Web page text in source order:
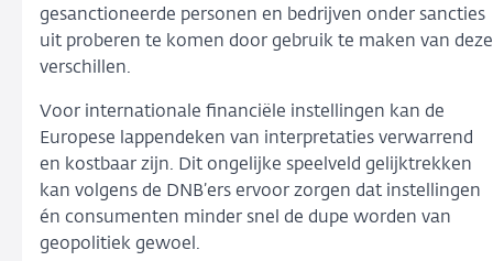
gesanctioneerde personen en bedrijven onder sancties
uit proberen te komen door gebruik te maken van deze
verschillen.
Voor internationale financiële instellingen kan de
Europese lappendeken van interpretaties verwarrend
en kostbaar zijn. Dit ongelijke speelveld gelijktrekken
kan volgens de DNB’ers ervoor zorgen dat instellingen
én consumenten minder snel de dupe worden van
geopolitiek gewoel.